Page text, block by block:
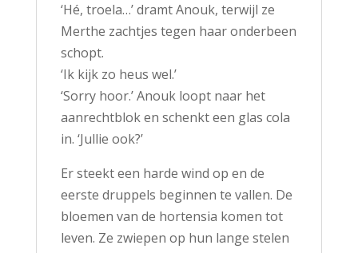
‘Hé, troela…’ dramt Anouk, terwijl ze
Merthe zachtjes tegen haar onderbeen
schopt.
‘Ik kijk zo heus wel.’
‘Sorry hoor.’ Anouk loopt naar het
aanrechtblok en schenkt een glas cola
in. ‘Jullie ook?’
Er steekt een harde wind op en de
eerste druppels beginnen te vallen. De
bloemen van de hortensia komen tot
leven. Ze zwiepen op hun lange stelen